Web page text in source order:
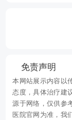
免责声明
本网站展示内容以
态度，具体治疗建
源于网络，仅供参
医院官网为准，我